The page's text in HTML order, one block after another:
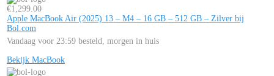
€1,299.00
Apple MacBook Air (2025) 13 – M4 – 16 GB – 512 GB – Zilver bij
Bol.com
Vandaag voor 23:59 besteld, morgen in huis
Bekijk MacBook